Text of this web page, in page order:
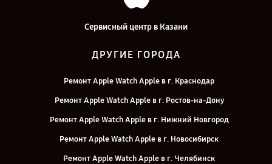
Сервисный центр в Казани
ДРУГИЕ ГОРОДА
Ремонт Apple Watch Apple в г. Краснодар
Ремонт Apple Watch Apple в г. Ростов-на-Дону
Ремонт Apple Watch Apple в г. Нижний Новгород
Ремонт Apple Watch Apple в г. Новосибирск
Ремонт Apple Watch Apple в г. Челябинск